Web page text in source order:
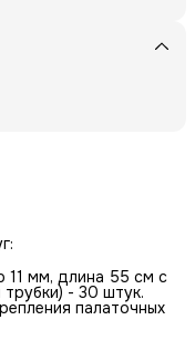
11 мм, длина 55 см с
- 30 штук.
палаточных